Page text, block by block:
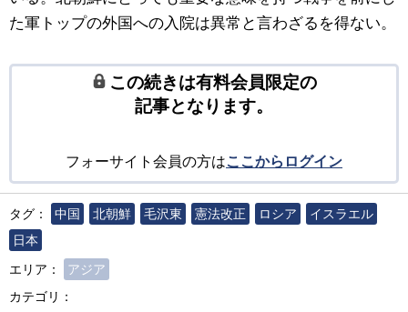
た軍トップの外国への入院は異常と言わざるを得ない。
この続きは有料会員限定の
記事となります。
フォーサイト会員の方はここからログイン
タグ： 中国 北朝鮮 毛沢東 憲法改正 ロシア
イスラエル
日本
エリア：
アジア
カテゴリ：